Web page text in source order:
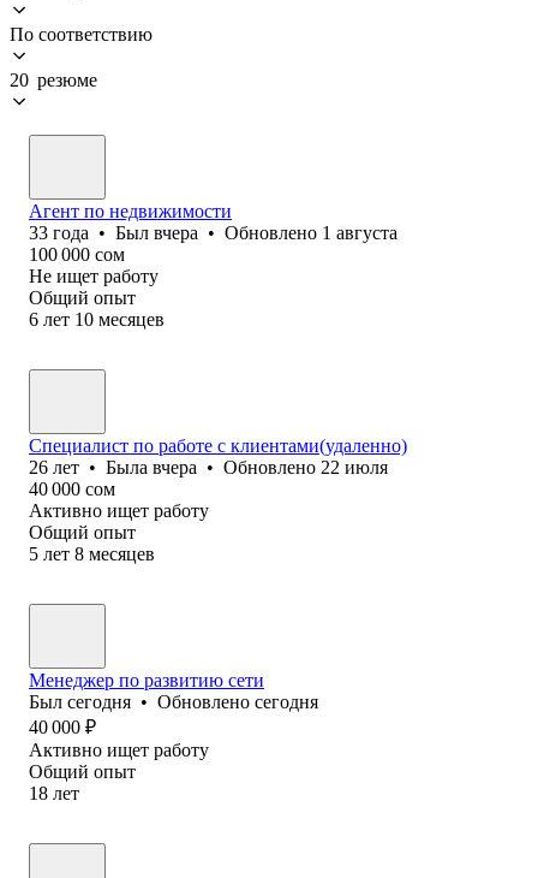
По соответствию
20 резюме
Агент по недвижимости
33 года • Был вчера • Обновлено 1 августа
100 000 сом
Не ищет работу
Общий опыт
6 лет 10 месяцев
Специалист по работе с клиентами(удаленно)
26 лет • Была вчера • Обновлено 22 июля
40 000 сом
Активно ищет работу
Общий опыт
5 лет 8 месяцев
Менеджер по развитию сети
Был сегодня • Обновлено сегодня
40 000 ₽
Активно ищет работу
Общий опыт
18 лет